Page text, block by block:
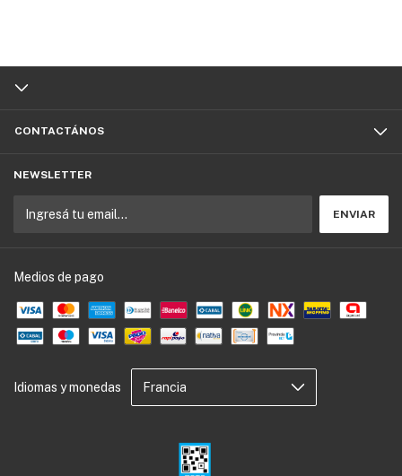
CONTACTÁNOS
NEWSLETTER
Medios de pago
Idiomas y monedas